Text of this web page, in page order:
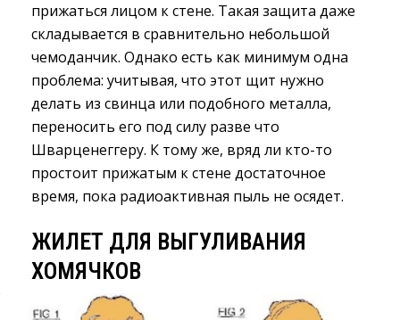
прижаться лицом к стене. Такая защита даже
складывается в сравнительно небольшой
чемоданчик. Однако есть как минимум одна
проблема: учитывая, что этот щит нужно
делать из свинца или подобного металла,
переносить его под силу разве что
Шварценеггеру. К тому же, вряд ли кто-то
простоит прижатым к стене достаточное
время, пока радиоактивная пыль не осядет.
ЖИЛЕТ ДЛЯ ВЫГУЛИВАНИЯ
ХОМЯЧКОВ